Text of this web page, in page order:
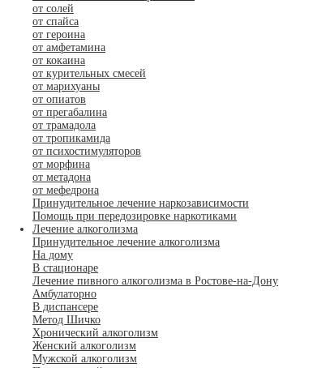
от солей
от спайса
от героина
от амфетамина
от кокаина
от курительных смесей
от марихуаны
от опиатов
от прегабалина
от трамадола
от тропикамида
от психостимуляторов
от морфина
от метадона
от мефедрона
Принудительное лечение наркозависимости
Помощь при передозировке наркотиками
Лечение алкоголизма
Принудительное лечение алкоголизма
На дому
В стационаре
Лечение пивного алкоголизма в Ростове-на-Дону
Амбулаторно
В диспансере
Метод Шичко
Хронический алкоголизм
Женский алкоголизм
Мужской алкоголизм